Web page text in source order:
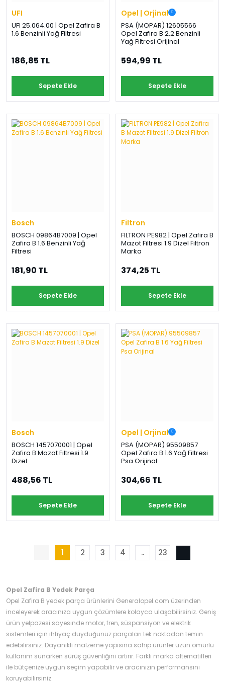
UFI
UFI 25.064.00 | Opel Zafira B
1.6 Benzinli Yağ Filtresi
186,85 TL
Sepete Ekle
Opel | Orjinal
PSA (MOPAR) 12605566
Opel Zafira B 2.2 Benzinli
Yağ Filtresi Orijinal
594,99 TL
Sepete Ekle
Bosch
BOSCH 09864B7009 | Opel
Zafira B 1.6 Benzinli Yağ
Filtresi
181,90 TL
Sepete Ekle
Filtron
FILTRON PE982 | Opel Zafira B
Mazot Filtresi 1.9 Dizel Filtron
Marka
374,25 TL
Sepete Ekle
Bosch
BOSCH 1457070001 | Opel
Zafira B Mazot Filtresi 1.9
Dizel
488,56 TL
Sepete Ekle
Opel | Orjinal
PSA (MOPAR) 95509857
Opel Zafira B 1.6 Yağ Filtresi
Psa Orijinal
304,66 TL
Sepete Ekle
1 2 3 4 .. 23
Opel Zafira B Yedek Parça
Opel Zafira B yedek parça ürünlerini Generalopel.com üzerinden
inceleyerek aracınıza uygun çözümlere kolayca ulaşabilirsiniz. Geniş
ürün yelpazesi sayesinde motor, fren, süspansiyon ve elektrik
sistemleri için ihtiyaç duyduğunuz parçaları tek noktadan temin
edebilirsiniz. Dayanıklı malzeme yapısına sahip ürünler uzun ömürlü
kullanım sunarken sürüş güvenliğini artırır. Farklı marka alternatifleri
ile bütçenize uygun seçim yapabilir ve aracınızın performansını
koruyabilirsiniz.